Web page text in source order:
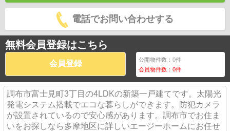
電話でお問い合わせする
無料会員登録はこちら
会員登録 公開物件数：0件
会員物件数：0件
調布市富士見町3丁目の4LDKの新築一戸建てです。太陽光
発電システム搭載でエコな暮らしができます。防犯カメラ
が設置されているので安心感があります。調布市でお住ま
いをお探しなら多摩地区に詳しいエージーホームにお任せ